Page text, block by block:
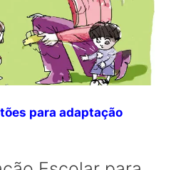
para adaptação